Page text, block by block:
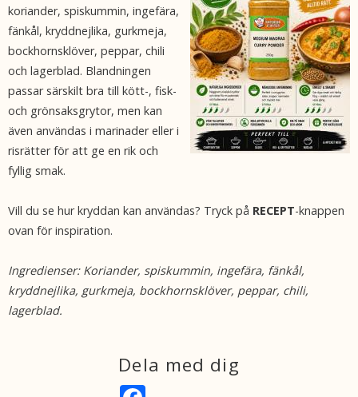
koriander, spiskummin, ingefära,
fänkål, kryddnejlika, gurkmeja,
bockhornsklöver, peppar, chili
och lagerblad. Blandningen
passar särskilt bra till kött-, fisk-
och grönsaksgrytor, men kan
även användas i marinader eller i
risrätter för att ge en rik och
fyllig smak.
Vill du se hur kryddan kan användas? Tryck på RECEPT-knappen
ovan för inspiration.
Ingredienser: Koriander, spiskummin, ingefära, fänkål,
kryddnejlika, gurkmeja, bockhornsklöver, peppar, chili,
lagerblad.
Dela med dig